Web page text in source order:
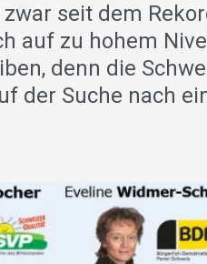
seit dem
auf zu hohem
denn die
der Suche nach